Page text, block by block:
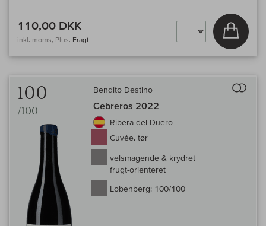
110,00 DKK
inkl. moms, Plus. Fragt
Læg i
100
/100
Bendito Destino
Cebreros 2022
Ribera del Duero
Cuvée, tør
velsmagende & krydret
frugt-orienteret
Lobenberg: 100/100